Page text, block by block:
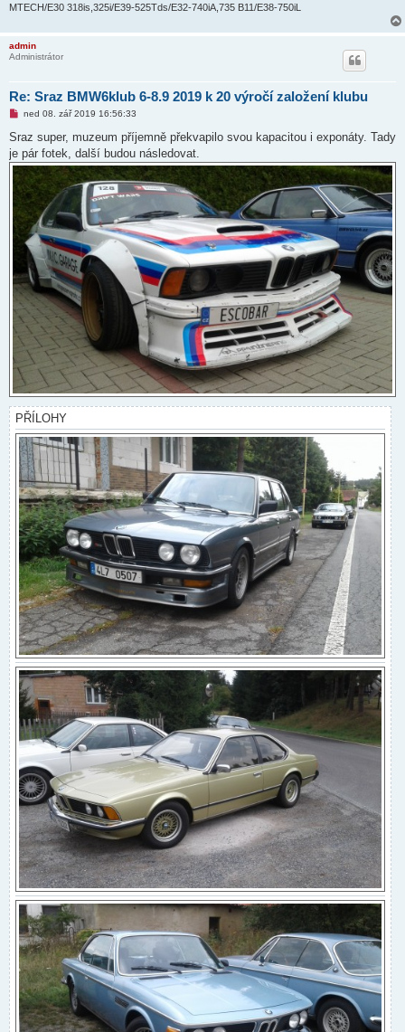
MTECH/E30 318is,325i/E39-525Tds/E32-740iA,735 B11/E38-750iL
admin
Administrátor
Re: Sraz BMW6klub 6-8.9 2019 k 20 výročí založení klubu
N
v
p
ř
s
ě
v
ned 08. zář 2019 16:56:33
Sraz super, muzeum příjemně překvapilo svou kapacitou i exponáty. Tady
je pár fotek, další budou následovat.
PŘÍLOHY